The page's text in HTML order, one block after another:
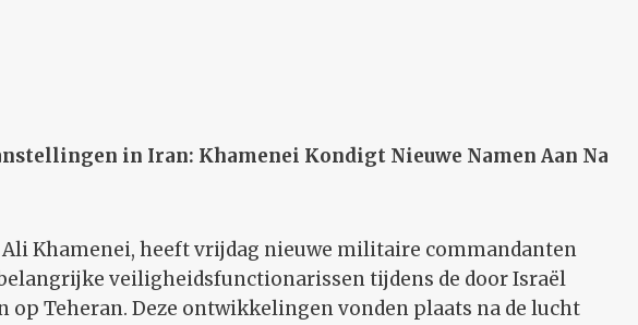
in Iran: Khamenei Kondigt Nieuwe Namen Aan Na
Khamenei, heeft vrijdag nieuwe militaire commandanten
veiligheidsfunctionarissen tijdens de door Israël
op Teheran. Deze ontwikkelingen vonden plaats na de lucht